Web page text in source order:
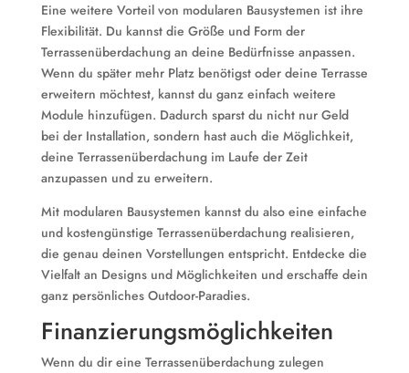
Eine weitere Vorteil von modularen Bausystemen ist ihre
Flexibilität. Du kannst die Größe und Form der
Terrassenüberdachung an deine Bedürfnisse anpassen.
Wenn du später mehr Platz benötigst oder deine Terrasse
erweitern möchtest, kannst du ganz einfach weitere
Module hinzufügen. Dadurch sparst du nicht nur Geld
bei der Installation, sondern hast auch die Möglichkeit,
deine Terrassenüberdachung im Laufe der Zeit
anzupassen und zu erweitern.
Mit modularen Bausystemen kannst du also eine einfache
und kostengünstige Terrassenüberdachung realisieren,
die genau deinen Vorstellungen entspricht. Entdecke die
Vielfalt an Designs und Möglichkeiten und erschaffe dein
ganz persönliches Outdoor-Paradies.
Finanzierungsmöglichkeiten
Wenn du dir eine Terrassenüberdachung zulegen